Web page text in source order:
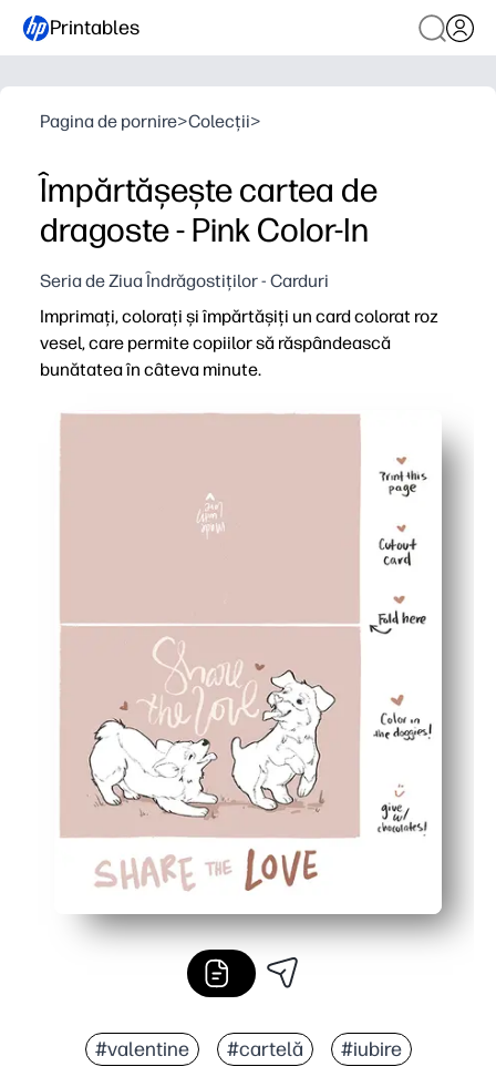
Printables
Pagina de pornire>Colecții>
Împărtășește cartea de
dragoste - Pink Color-In
Seria de Ziua Îndrăgostiților - Carduri
Imprimați, colorați și împărtășiți un card colorat roz
vesel, care permite copiilor să răspândească
bunătatea în câteva minute.
Gata în câteva minute - doar imprimați, pliați și
Îi menține pe copii implicați în creativitate și practică
Încurajează recunoștința și conexiunea - excelent
Design prietenos cu cerneală, cu contururi
#valentine #cartelă #iubire